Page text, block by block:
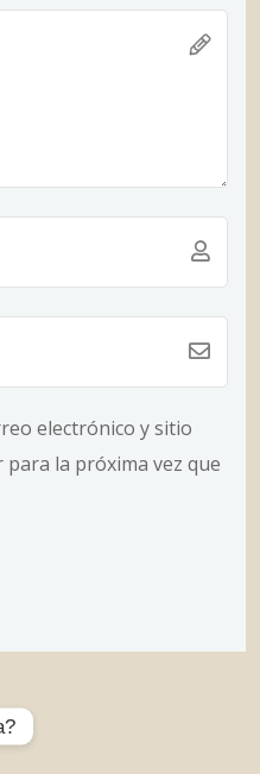
electrónico y sitio
la próxima vez que